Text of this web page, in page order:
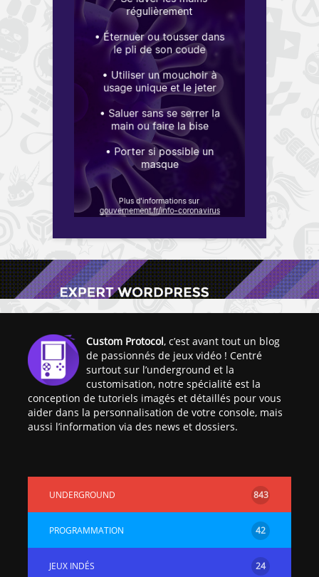
Custom Protocol, c’est avant tout un blog
de passionnés de jeux vidéo ! Centré
surtout sur l’underground et la
customisation, notre spécialité est la
conception de tutoriels imagés et détaillés pour vous
aider dans la personnalisation de votre console, mais
aussi l’information via des news et dossiers.
UNDERGROUND 843
PROGRAMMATION 42
JEUX INDÉS 24